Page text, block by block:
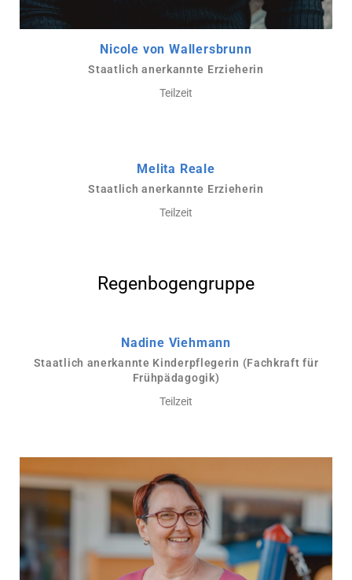
Nicole von Wallersbrunn
Staatlich anerkannte Erzieherin
Teilzeit
Melita Reale
Staatlich anerkannte Erzieherin
Teilzeit
Regenbogengruppe
Nadine Viehmann
Staatlich anerkannte Kinderpflegerin (Fachkraft für
Frühpädagogik)
Teilzeit